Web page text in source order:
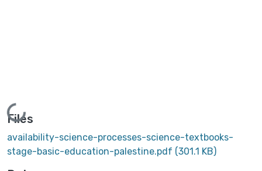
Loading...
Files
availability-science-processes-science-textbooks-
stage-basic-education-palestine.pdf (301.1 KB)